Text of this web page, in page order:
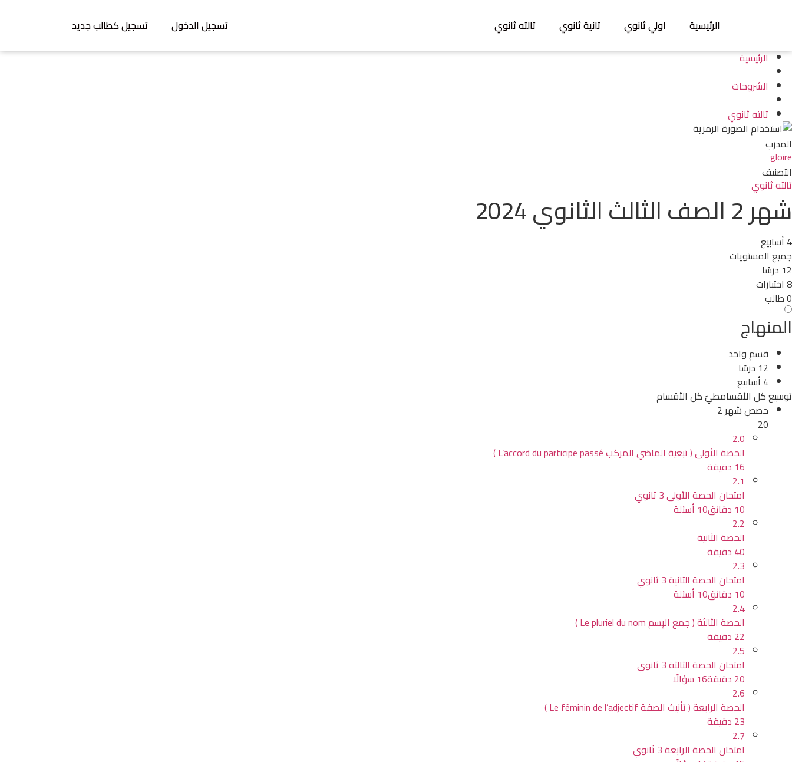
الرئيسية اولي ثانوي تانية ثانوي تالته ثانوي تسجيل الدخول
تسجيل كطالب جديد
الرئيسية
الشروحات
تالته ثانوي
المدرب
gloire
التصنيف
تالته ثانوي
شهر 2 الصف الثالث الثانوي 2024
4 أسابيع
جميع المستويات
12 درسًا
8 اختبارات
0 طالب
المنهاج
قسم واحد
12 درسًا
4 أسابيع
توسيع كل الأقسامطيّ كل الأقسام
حصص شهر 2
20
2.0
الحصة الأولى ( تبعية الماضي المركب L’accord du participe passé )
16 دقيقة
2.1
امتحان الحصة الأولى 3 ثانوي
10 دقائق
10 أسئلة
2.2
الحصة الثانية
40 دقيقة
2.3
امتحان الحصة الثانية 3 ثانوي
10 دقائق
10 أسئلة
2.4
الحصة الثالثة ( جمع الإسم Le pluriel du nom )
22 دقيقة
2.5
امتحان الحصة الثالثة 3 ثانوي
20 دقيقة
16 سؤالًا
2.6
الحصة الرابعة ( تأنيث الصفة Le féminin de l’adjectif )
23 دقيقة
2.7
امتحان الحصة الرابعة 3 ثانوي